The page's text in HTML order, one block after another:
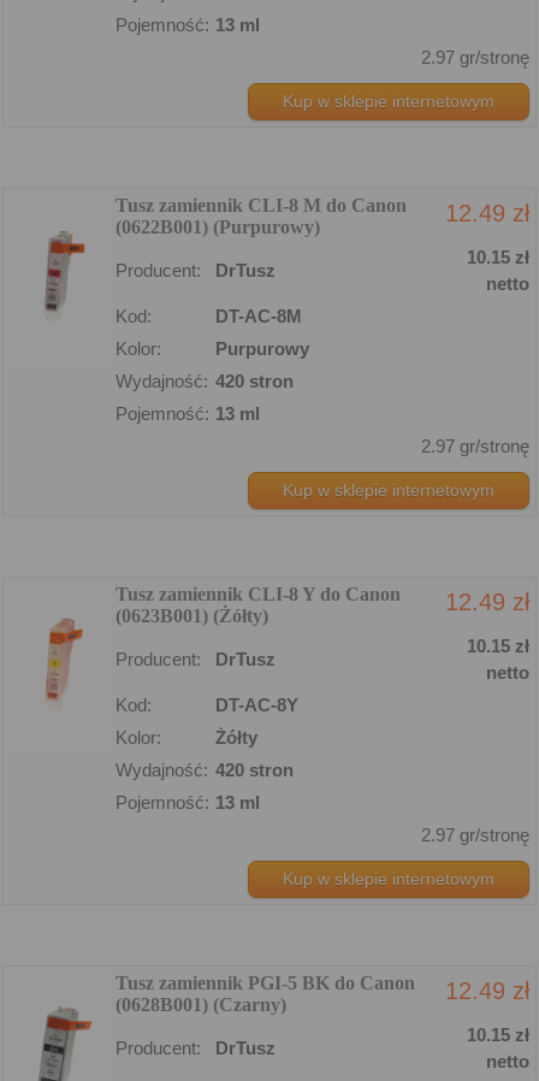
Pojemność: 13 ml
2.97 gr/stronę
Kup w sklepie internetowym
Tusz zamiennik CLI-8 M do Canon
(0622B001) (Purpurowy)
12.49 zł
Producent: DrTusz
10.15 zł
netto
Kod:
DT-AC-8M
Kolor:
Purpurowy
Wydajność: 420 stron
Pojemność: 13 ml
2.97 gr/stronę
Kup w sklepie internetowym
Tusz zamiennik CLI-8 Y do Canon
(0623B001) (Żółty)
12.49 zł
Producent: DrTusz
10.15 zł
netto
Kod:
DT-AC-8Y
Kolor:
Żółty
Wydajność: 420 stron
Pojemność: 13 ml
2.97 gr/stronę
Kup w sklepie internetowym
Tusz zamiennik PGI-5 BK do Canon
(0628B001) (Czarny)
12.49 zł
Producent: DrTusz
10.15 zł
netto